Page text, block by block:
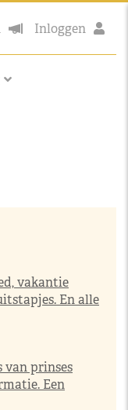
Inloggen
vakantie
En alle
van prinses
Een